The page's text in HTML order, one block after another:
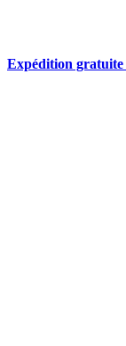
Expédition gratuite